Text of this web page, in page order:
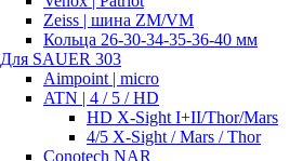
Zeiss | шина ZM/VM
Кольца 26-30-34-35-36-40 мм
Для SAUER 303
Aimpoint | micro
ATN | 4 / 5 / HD
HD X-Sight I+II/Thor/Mars
4/5 X-Sight / Mars / Thor
Conotech NAR